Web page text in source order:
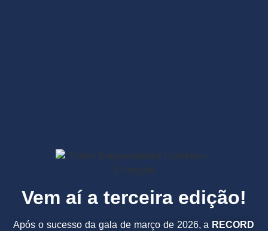
Vem aí a terceira edição!
Após o sucesso da gala de março de 2026, a RECORD